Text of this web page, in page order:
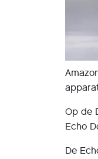
Op de
Echo
De